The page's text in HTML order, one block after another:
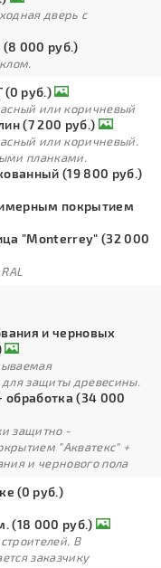
дверь с
(8 000 руб.)
(0 руб.)
или коричневый
(7 200 руб.)
или коричневый.
планками.
(19 800 руб.)
покрытием
"Monterrey" (32 000
и черновых
для защиты древесины.
обработка (34 000
защитно -
"Акватекс" +
и чернового пола
(0 руб.)
(18 000 руб.)
В
заказчику